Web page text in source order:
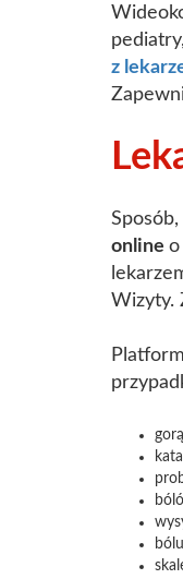
z
online o
Wizyty.